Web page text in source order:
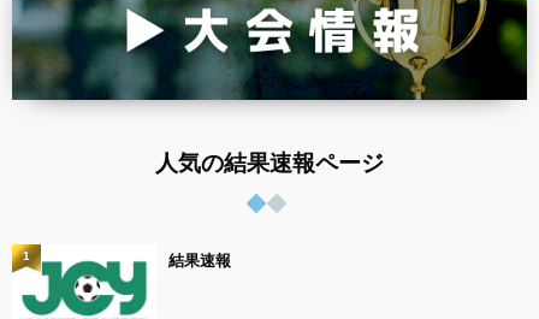
人気の結果速報ページ
結果速報
1